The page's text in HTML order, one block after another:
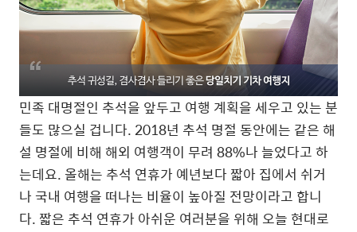
민족 대명절인 추석을 앞두고 여행 계획을 세우고 있는 분
들도 많으실 겁니다. 2018년 추석 명절 동안에는 같은 해
설 명절에 비해 해외 여행객이 무려 88%나 늘었다고 하
는데요. 올해는 추석 연휴가 예년보다 짧아 집에서 쉬거
나 국내 여행을 떠나는 비율이 높아질 전망이라고 합니
다. 짧은 추석 연휴가 아쉬운 여러분을 위해 오늘 현대로